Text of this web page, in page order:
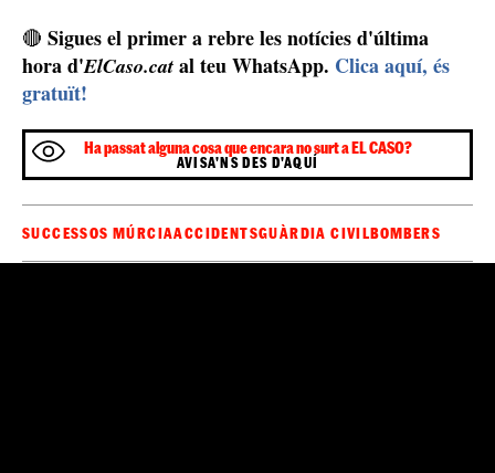
🔴 Sigues el primer a rebre les notícies d'última
hora d'ElCaso.cat al teu WhatsApp. Clica aquí, és
gratuït!
Ha passat alguna cosa que encara no surt a EL CASO?
AVISA'NS DES D'AQUÍ
SUCCESSOS MÚRCIAACCIDENTSGUÀRDIA CIVILBOMBERS